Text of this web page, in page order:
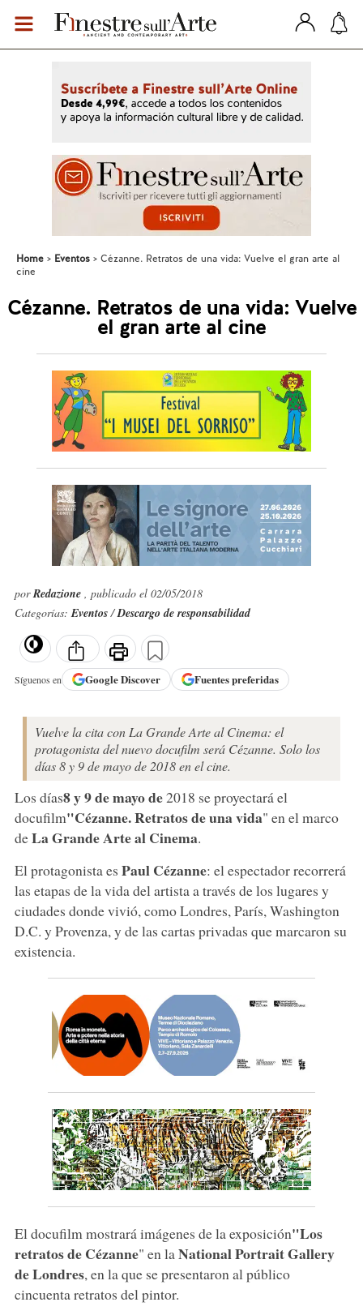
Home Eventos
Cézanne. Retratos de una vida: Vuelve el gran arte al
cine
Cézanne. Retratos de una vida: Vuelve
el gran arte al cine
porRedazione , publicado el 02/05/2018
Categorías:Eventos/Descargo de responsabilidad
Síguenos en GoogleDiscover Fuentes preferidas
Vuelve la cita con La Grande Arte al Cinema: el
protagonista del nuevo docufilm será Cézanne. Solo los
días 8 y 9 de mayo de 2018 en el cine.
Los días8 y 9 de mayo de2018 se proyectará el
docufilm"Cézanne. Retratos de una vida" en el marco
deLa Grande Arte al Cinema.
El protagonista es Paul Cézanne: el espectador recorrerá
las etapas de la vida del artista a través de los lugares y
ciudades donde vivió, como Londres, París, Washington
D.C. y Provenza, y de las cartas privadas que marcaron su
existencia.
El docufilm mostrará imágenes de la exposición"Los
retratos de Cézanne" en laNational Portrait Gallery
de Londres, en la que se presentaron al público
cincuenta retratos del pintor.